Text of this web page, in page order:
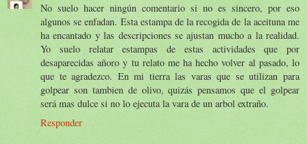
No suelo hacer ningún comentario si no es sincero, por eso
algunos se enfadan. Esta estampa de la recogida de la aceituna me
ha encantado y las descripciones se ajustan mucho a la realidad.
Yo suelo relatar estampas de estas actividades que por
desaparecidas añoro y tu relato me ha hecho volver al pasado, lo
que te agradezco. En mi tierra las varas que se utilizan para
golpear son tambien de olivo, quizás pensamos que el golpear
será mas dulce si no lo ejecuta la vara de un arbol extraño.
Responder